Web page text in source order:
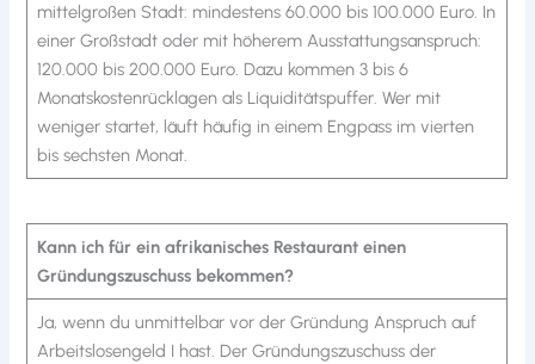
mittelgroßen Stadt: mindestens 60.000 bis 100.000 Euro. In
einer Großstadt oder mit höherem Ausstattungsanspruch:
120.000 bis 200.000 Euro. Dazu kommen 3 bis 6
Monatskostenrücklagen als Liquiditätspuffer. Wer mit
weniger startet, läuft häufig in einem Engpass im vierten
bis sechsten Monat.
Kann ich für ein afrikanisches Restaurant einen
Gründungszuschuss bekommen?
Ja, wenn du unmittelbar vor der Gründung Anspruch auf
Arbeitslosengeld I hast. Der Gründungszuschuss der